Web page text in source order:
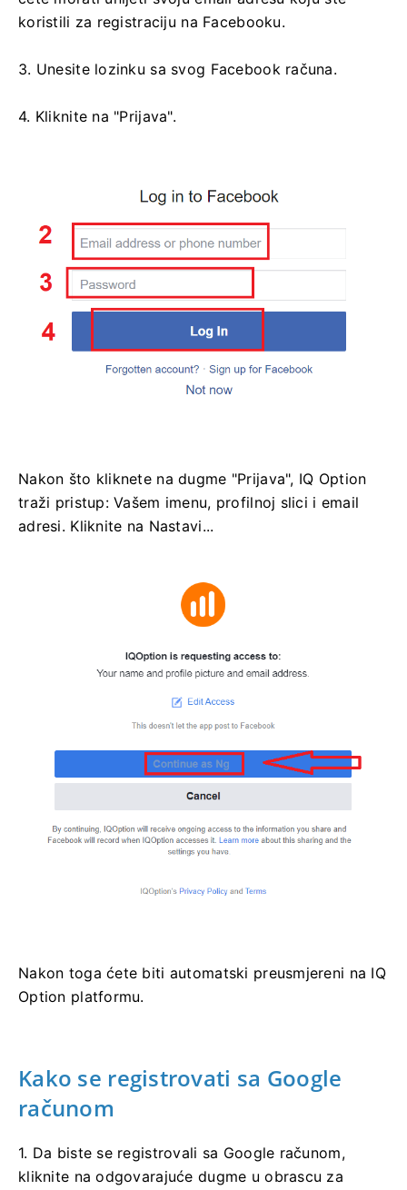
koristili za registraciju na Facebooku.
3. Unesite lozinku sa svog Facebook računa.
4. Kliknite na "Prijava".
Nakon što kliknete na dugme "Prijava", IQ Option
traži pristup: Vašem imenu, profilnoj slici i email
adresi. Kliknite na Nastavi...
Nakon toga ćete biti automatski preusmjereni na IQ
Option platformu.
Kako se registrovati sa Google
računom
1. Da biste se registrovali sa Google računom,
kliknite na odgovarajuće dugme u obrascu za